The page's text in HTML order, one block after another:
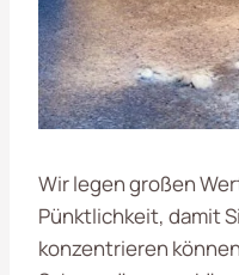
Wir legen großen
Pünktlichkeit, damit
konzentrieren